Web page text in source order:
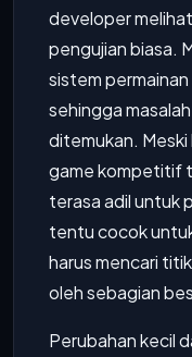
developer
pengujian biasa.
sistem
sehingga
ditemukan.
game kompetitif
terasa adil untuk
tentu cocok
harus mencari
oleh sebagian
Perubahan kecil